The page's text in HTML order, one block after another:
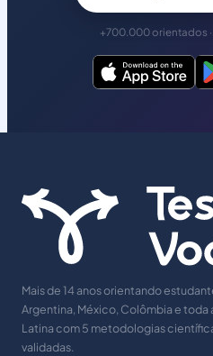
+700.000 orientados
Mais de 14 anos orientando
Argentina, México, Colômbia e toda
Latina com 5 metodologias
validadas.